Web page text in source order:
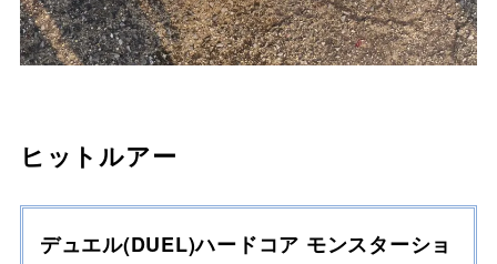
ヒットルアー
デュエル(DUEL)ハードコア モンスターショ